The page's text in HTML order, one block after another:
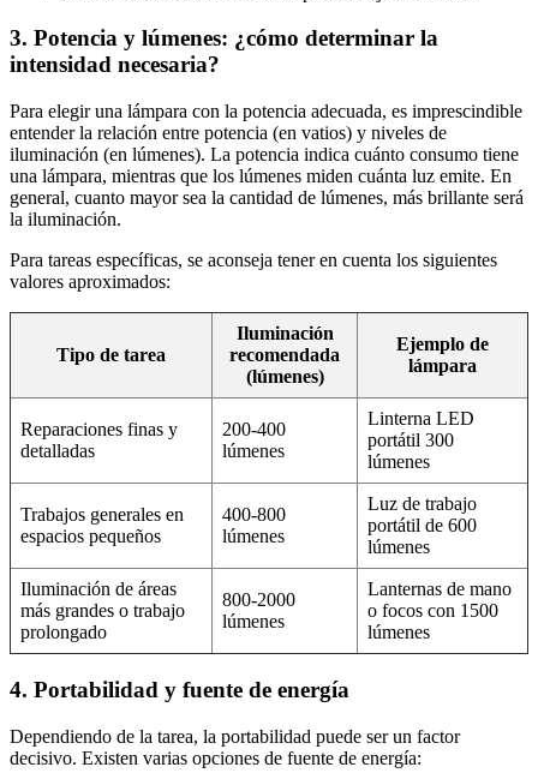
3. Potencia y lúmenes: ¿cómo determinar la
intensidad necesaria?
Para elegir una lámpara con la potencia adecuada, es imprescindible
entender la relación entre potencia (en vatios) y niveles de
iluminación (en lúmenes). La potencia indica cuánto consumo tiene
una lámpara, mientras que los lúmenes miden cuánta luz emite. En
general, cuanto mayor sea la cantidad de lúmenes, más brillante será
la iluminación.
Para tareas específicas, se aconseja tener en cuenta los siguientes
valores aproximados:
Tipo de tarea
Iluminación
recomendada
(lúmenes)
Ejemplo de
lámpara
Reparaciones finas y
detalladas
200-400
lúmenes
Linterna LED
portátil 300
lúmenes
Trabajos generales en
espacios pequeños
400-800
lúmenes
Luz de trabajo
portátil de 600
lúmenes
Iluminación de áreas
más grandes o trabajo
prolongado
800-2000
lúmenes
Lanternas de mano
o focos con 1500
lúmenes
4. Portabilidad y fuente de energía
Dependiendo de la tarea, la portabilidad puede ser un factor
decisivo. Existen varias opciones de fuente de energía: